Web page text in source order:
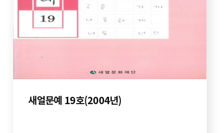
새얼문예 19호(2004년)